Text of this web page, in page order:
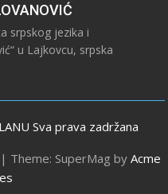
srpskog jezika i
u Lajkovcu, srpska
Sva prava zadržana
| Theme: SuperMag by Acme